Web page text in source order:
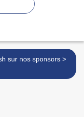
Flash sur nos sponsors >